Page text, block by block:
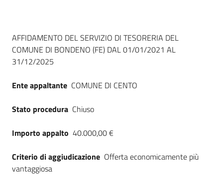
su
Dati del bando
AFFIDAMENTO DEL SERVIZIO DI TESORERIA DEL
COMUNE DI BONDENO (FE) DAL 01/01/2021 AL
31/12/2025
Ente appaltante COMUNE DI CENTO
Stato procedura Chiuso
Importo appalto 40.000,00 €
Criterio di aggiudicazione Offerta economicamente più
vantaggiosa